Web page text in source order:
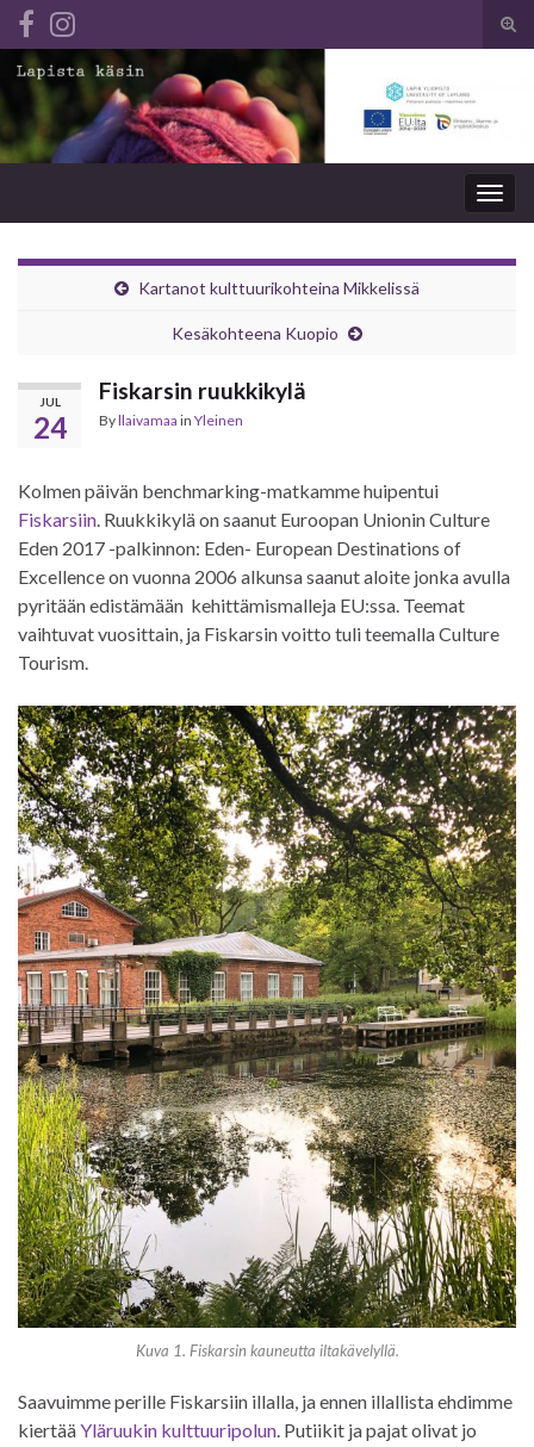
Search for:
Kartanot kulttuurikohteina Mikkelissä
Kesäkohteena Kuopio
JUL
24
Fiskarsin ruukkikylä
Byllaivamaa in Yleinen
Kolmen päivän benchmarking-matkamme huipentui
Fiskarsiin . Ruukkikylä on saanut Euroopan Unionin Culture
Eden 2017 -palkinnon: Eden- European Destinations of
Excellence on vuonna 2006 alkunsa saanut aloite jonka avulla
pyritään edistämään kehittämismalleja EU:ssa. Teemat
vaihtuvat vuosittain, ja Fiskarsin voitto tuli teemalla Culture
Tourism.
Kuva 1. Fiskarsin kauneutta iltakävelyllä.
Saavuimme perille Fiskarsiin illalla, ja ennen illallista ehdimme
kiertääYläruukin kulttuuripolun. Putiikit ja pajat olivat jo